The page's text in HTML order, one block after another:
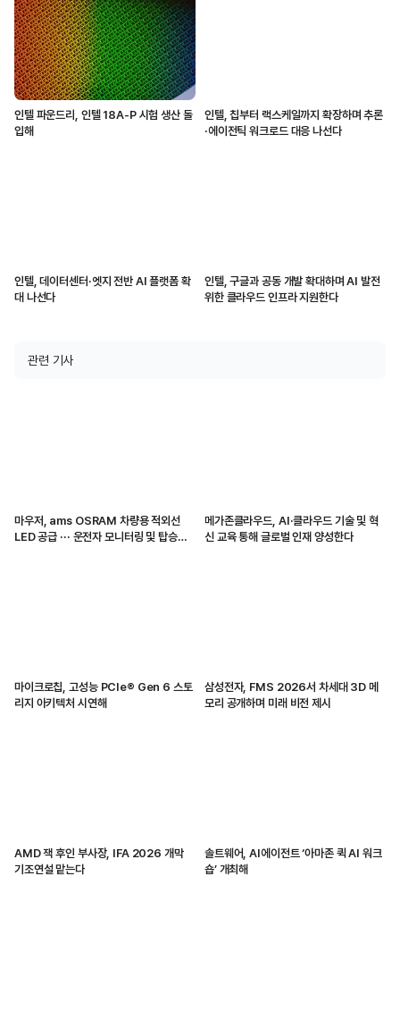
인텔 파운드리, 인텔 18A-P 시험 생산 돌
입해
인텔, 칩부터 랙스케일까지 확장하며 추론
·에이전틱 워크로드 대응 나선다
인텔, 데이터센터·엣지 전반 AI 플랫폼 확
대 나선다
인텔, 구글과 공동 개발 확대하며 AI 발전
위한 클라우드 인프라 지원한다
관련 기사
마우저, ams OSRAM 차량용 적외선
LED 공급 ··· 운전자 모니터링 및 탑승자
메가존클라우드, AI·클라우드 기술 및 혁
신 교육 통해 글로벌 인재 양성한다
마이크로칩, 고성능 PCIe® Gen 6 스토
리지 아키텍처 시연해
삼성전자, FMS 2026서 차세대 3D 메
모리 공개하며 미래 비전 제시
AMD 잭 후인 부사장, IFA 2026 개막
기조연설 맡는다
솔트웨어, AI에이전트 ‘아마존 퀵 AI 워크
숍’ 개최해